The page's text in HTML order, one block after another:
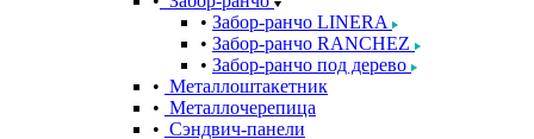
Забор-ранчо LINERA
Забор-ранчо RANCHEZ
Забор-ранчо под дерево
Металлоштакетник
Металлочерепица
Сэндвич-панели